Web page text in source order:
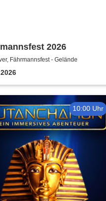
2026
Fährmannsfest - Gelände
10:00 Uhr